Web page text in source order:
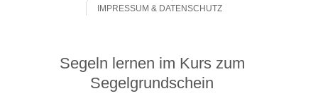
IMPRESSUM & DATENSCHUTZ
Segeln lernen im Kurs zum
Segelgrundschein